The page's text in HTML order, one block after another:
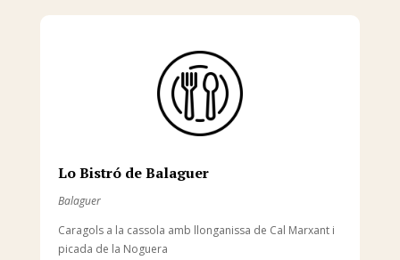
Lo Bistró de Balaguer
Balaguer
Caragols a la cassola amb llonganissa de Cal Marxant i
picada de la Noguera